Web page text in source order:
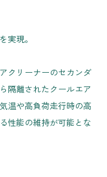
実現。
クリーナーのセカンダ
隔離されたクールエア
温や高負荷走行時の高
性能の維持が可能とな